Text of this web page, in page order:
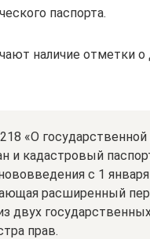
паспорта.
наличие отметки о
«О государственной
и кадастровый
с 1
расширенный
государственных
прав.